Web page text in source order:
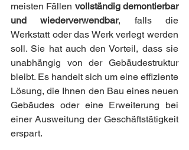
meisten Fällen vollständig demontierbar
und wiederverwendbar, falls die
Werkstatt oder das Werk verlegt werden
soll. Sie hat auch den Vorteil, dass sie
unabhängig von der Gebäudestruktur
bleibt. Es handelt sich um eine effiziente
Lösung, die Ihnen den Bau eines neuen
Gebäudes oder eine Erweiterung bei
einer Ausweitung der Geschäftstätigkeit
erspart.